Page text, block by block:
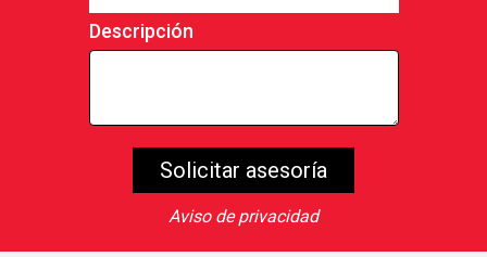
Descripción
Aviso de privacidad